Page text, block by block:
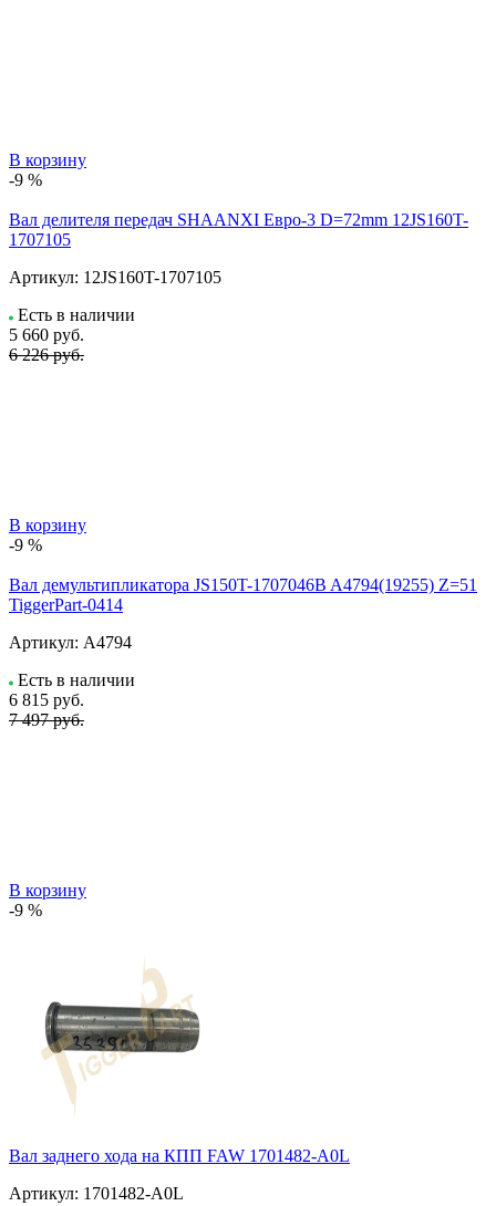
В корзину
-9 %
Вал делителя передач SHAANXI Евро-3 D=72mm 12JS160T-
1707105
Артикул: 12JS160T-1707105
Есть в наличии
5 660 руб.
6 226 руб.
В корзину
-9 %
Вал демультипликатора JS150T-1707046B A4794(19255) Z=51
TiggerPart-0414
Артикул: A4794
Есть в наличии
6 815 руб.
7 497 руб.
В корзину
-9 %
Вал заднего хода на КПП FAW 1701482-A0L
Артикул: 1701482-A0L